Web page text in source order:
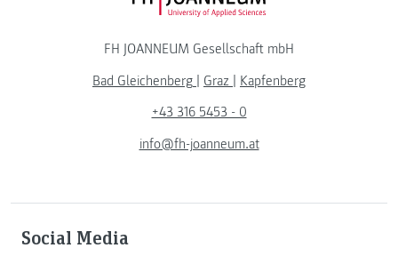
FH JOANNEUM Gesellschaft mbH
Bad Gleichenberg | Graz | Kapfenberg
+43 316 5453 - 0
info@fh-joanneum.at
Social Media